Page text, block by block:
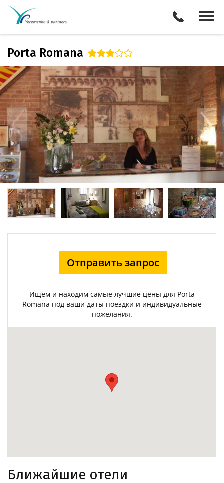
Италия
Porta Romana
Отправить запрос
Ищем и находим самые лучшие цены для Porta
Romana под ваши даты поездки и индивидуальные
пожелания.
Ближайшие отели